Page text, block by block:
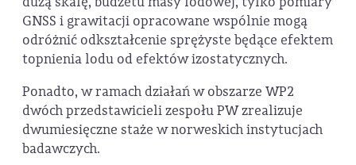
GNSS i grawitacji opracowane wspólnie mogą
odróżnić odkształcenie sprężyste będące efektem
topnienia lodu od efektów izostatycznych.
Ponadto, w ramach działań w obszarze WP2
dwóch przedstawicieli zespołu PW zrealizuje
dwumiesięczne staże w norweskich instytucjach
badawczych.